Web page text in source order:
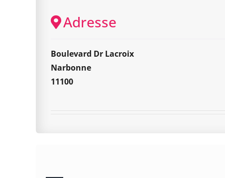
Adresse
Boulevard Dr Lacroix
Narbonne
11100